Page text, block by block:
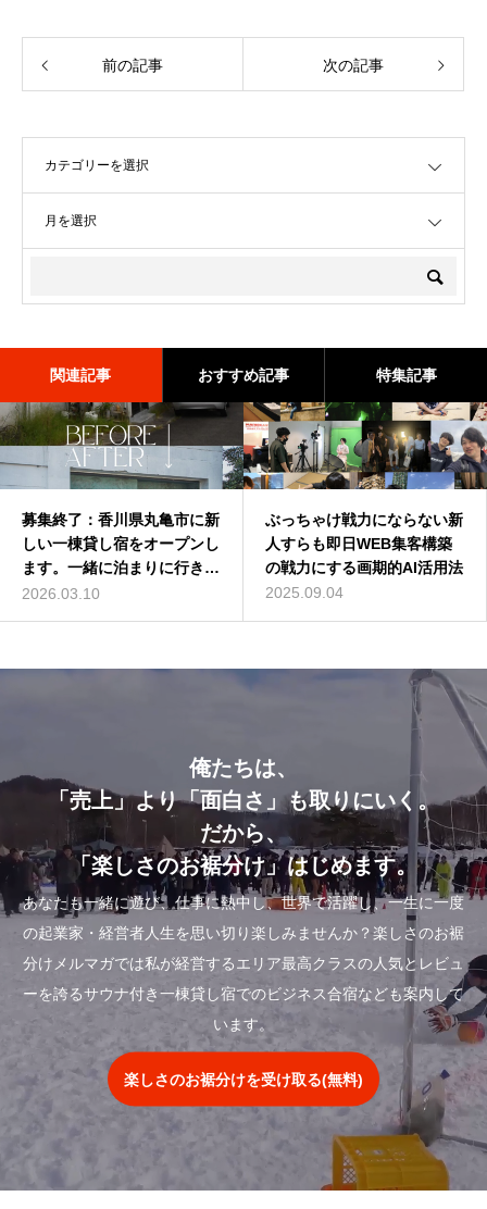
前の記事 次の記事
関連記事 おすすめ記事 特集記事
募集終了：香川県丸亀市に新
しい一棟貸し宿をオープンし
ます。一緒に泊まりに行きま
せんか？
2026.03.10
ぶっちゃけ戦力にならない新
人すらも即日WEB集客構築
の戦力にする画期的AI活用法
2025.09.04
バターコーヒーは効果なし？
バターコーヒーの世界一簡単
な作り方を動画解説
2016.07.13
深作浩一郎(ふかさくこうい
ちろう)とは誰？自己紹介し
てみた
2014.01.01
俺たちは、
「売上」より「面白さ」も取りにいく。
だから、
「楽しさのお裾分け」はじめます。
あなたも一緒に遊び、仕事に熱中し、世界で活躍し、一生に一度
の起業家・経営者人生を思い切り楽しみませんか？楽しさのお裾
分けメルマガでは私が経営するエリア最高クラスの人気とレビュ
ーを誇るサウナ付き一棟貸し宿でのビジネス合宿なども案内して
います。
楽しさのお裾分けを受け取る(無料)